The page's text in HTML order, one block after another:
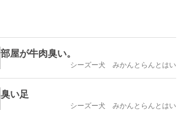
部屋が牛肉臭い。
シーズー犬 みかんとらんとはい
臭い足
シーズー犬 みかんとらんとはい